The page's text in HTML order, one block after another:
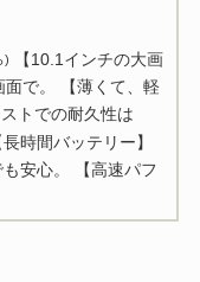
)
【10.1インチの大画
で。 【薄くて、軽
トでの耐久性は
時間バッテリー】
安心。 【高速パフ